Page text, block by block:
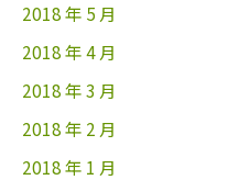
2018 年 5 月
2018 年 4 月
2018 年 3 月
2018 年 2 月
2018 年 1 月